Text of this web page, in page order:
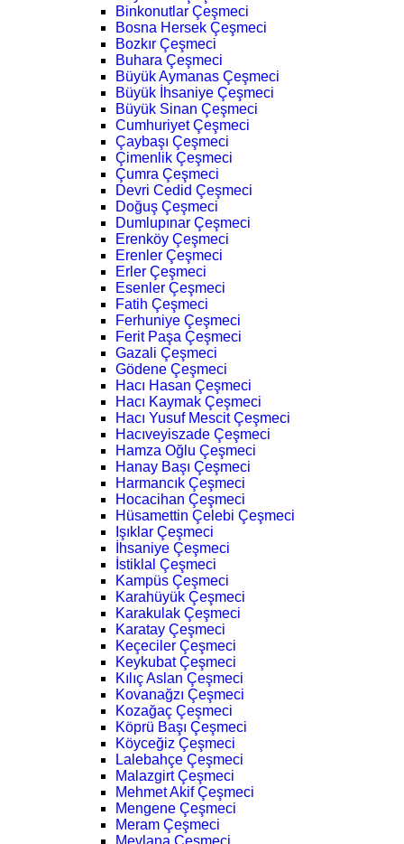
Binkonutlar Çeşmeci
Bosna Hersek Çeşmeci
Bozkır Çeşmeci
Buhara Çeşmeci
Büyük Aymanas Çeşmeci
Büyük İhsaniye Çeşmeci
Büyük Sinan Çeşmeci
Cumhuriyet Çeşmeci
Çaybaşı Çeşmeci
Çimenlik Çeşmeci
Çumra Çeşmeci
Devri Cedid Çeşmeci
Doğuş Çeşmeci
Dumlupınar Çeşmeci
Erenköy Çeşmeci
Erenler Çeşmeci
Erler Çeşmeci
Esenler Çeşmeci
Fatih Çeşmeci
Ferhuniye Çeşmeci
Ferit Paşa Çeşmeci
Gazali Çeşmeci
Gödene Çeşmeci
Hacı Hasan Çeşmeci
Hacı Kaymak Çeşmeci
Hacı Yusuf Mescit Çeşmeci
Hacıveyiszade Çeşmeci
Hamza Oğlu Çeşmeci
Hanay Başı Çeşmeci
Harmancık Çeşmeci
Hocacihan Çeşmeci
Hüsamettin Çelebi Çeşmeci
Işıklar Çeşmeci
İhsaniye Çeşmeci
İstiklal Çeşmeci
Kampüs Çeşmeci
Karahüyük Çeşmeci
Karakulak Çeşmeci
Karatay Çeşmeci
Keçeciler Çeşmeci
Keykubat Çeşmeci
Kılıç Aslan Çeşmeci
Kovanağzı Çeşmeci
Kozağaç Çeşmeci
Köprü Başı Çeşmeci
Köyceğiz Çeşmeci
Lalebahçe Çeşmeci
Malazgirt Çeşmeci
Mehmet Akif Çeşmeci
Mengene Çeşmeci
Meram Çeşmeci